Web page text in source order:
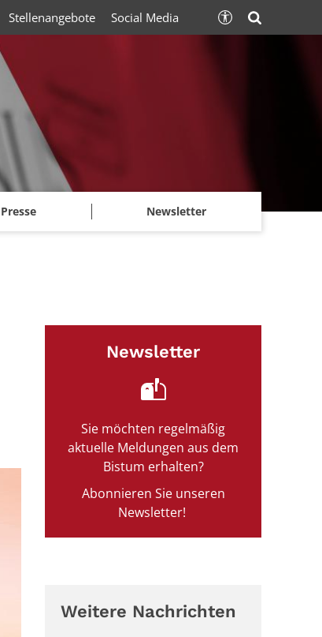
Presse Newsletter
Stellenangebote Social Media
Newsletter
Sie möchten regelmäßig
aktuelle Meldungen aus dem
Bistum erhalten?
Abonnieren Sie unseren
Newsletter!
Weitere Nachrichten